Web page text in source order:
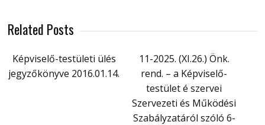
Related Posts
Képviselő-testületi ülés
jegyzőkönyve 2016.01.14.
11-2025. (XI.26.) Önk.
rend. – a Képviselő-
testület é szervei
Szervezeti és Működési
Szabályzatáról szóló 6-